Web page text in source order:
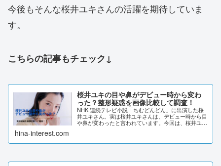
今後もそんな桜井ユキさんの活躍を期待していま
す。
こちらの記事もチェック↓
桜井ユキの目や鼻がデビュー時から変わ
った？整形疑惑を画像比較して調査！
NHK 連続テレビ小説「ちむどんどん」に出演した桜
井ユキさん。実は桜井ユキさんは、デビュー時から目
や鼻が変わったと言われています。今回は、桜井ユキ
hina-interest.com